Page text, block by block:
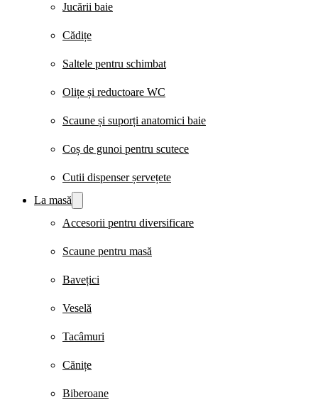
Jucării baie
Cădițe
Saltele pentru schimbat
Olițe și reductoare WC
Scaune și suporți anatomici baie
Coș de gunoi pentru scutece
Cutii dispenser șervețete
La masă
Accesorii pentru diversificare
Scaune pentru masă
Bavețici
Veselă
Tacâmuri
Cănițe
Biberoane